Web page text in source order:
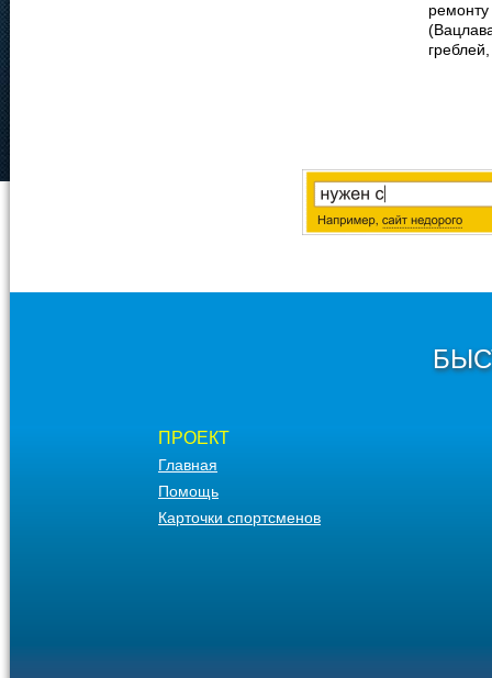
ПРОЕКТ
Главная
Помощь
Карточки спортсменов